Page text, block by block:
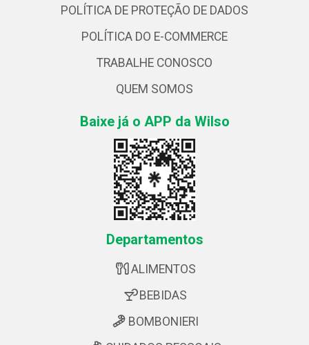
POLÍTICA DE PROTEÇÃO DE DADOS
POLÍTICA DO E-COMMERCE
TRABALHE CONOSCO
QUEM SOMOS
Baixe já o APP da Wilso
Departamentos
ALIMENTOS
BEBIDAS
BOMBONIERI